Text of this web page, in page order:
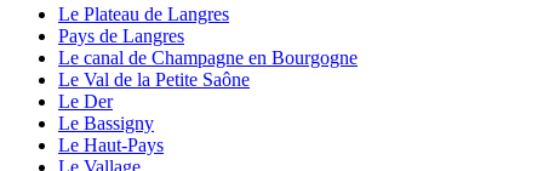
Le Plateau de Langres
Pays de Langres
Le canal de Champagne en Bourgogne
Le Val de la Petite Saône
Le Der
Le Bassigny
Le Haut-Pays